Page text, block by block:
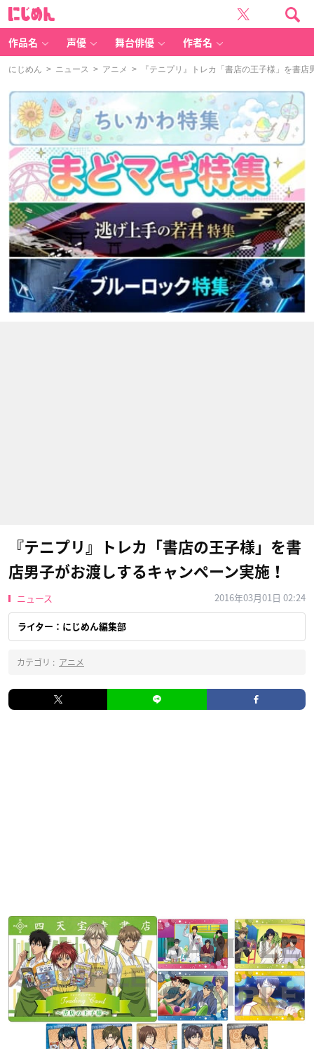
作品名 声優 舞台俳優 作者名
にじめん > ニュース > アニメ > 『テニプリ』トレカ「書店の王子様」を書店
『テニプリ』トレカ「書店の王子様」を書
店男子がお渡しするキャンペーン実施！
ニュース 2016年03月01日 02:24
ライター：にじめん編集部
カテゴリ : アニメ